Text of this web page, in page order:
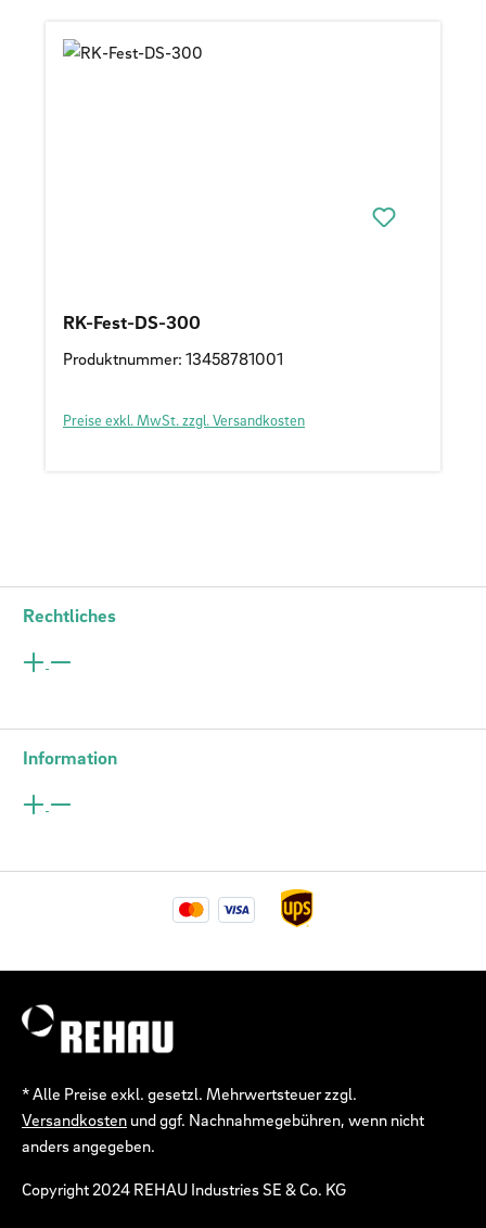
RK-Fest-DS-300
Produktnummer: 13458781001
Preise exkl. MwSt. zzgl. Versandkosten
Rechtliches
Information
* Alle Preise exkl. gesetzl. Mehrwertsteuer zzgl.
Versandkosten und ggf. Nachnahmegebühren, wenn nicht
anders angegeben.
Copyright 2024 REHAU Industries SE & Co. KG